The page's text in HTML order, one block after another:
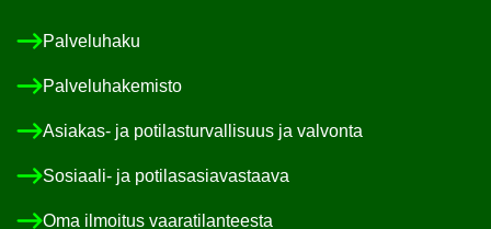
Pal­ve­lu­ha­ku
Pal­ve­lu­ha­ke­mis­to
Asiakas-​ ja po­ti­las­tur­val­li­suus ja val­von­ta
Sosiaali-​ ja po­ti­las­asia­vas­taa­va
Oma il­moi­tus vaa­ra­ti­lan­tees­ta